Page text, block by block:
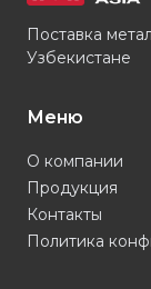
Поставка
Узбекистане
Меню
О компании
Продукция
Контакты
Политика